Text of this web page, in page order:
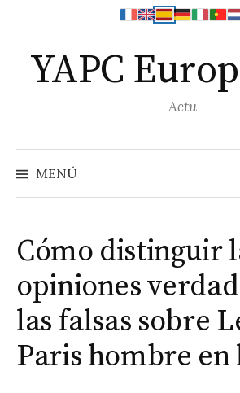
contenido
YAPC
Actu
MENÚ
Cómo distinguir
opiniones
las falsas sobre
Paris hombre en